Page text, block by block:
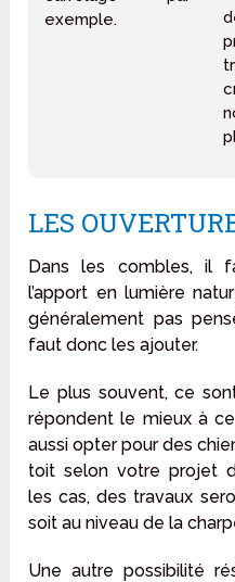
exemple.
LES
Dans les combles, il
l’apport en lumière
généralement pas
faut donc les ajouter.
Le plus souvent, ce
répondent le mieux à
aussi opter pour des
toit selon votre projet
les cas, des travaux
soit au niveau de la
Une autre possibilité